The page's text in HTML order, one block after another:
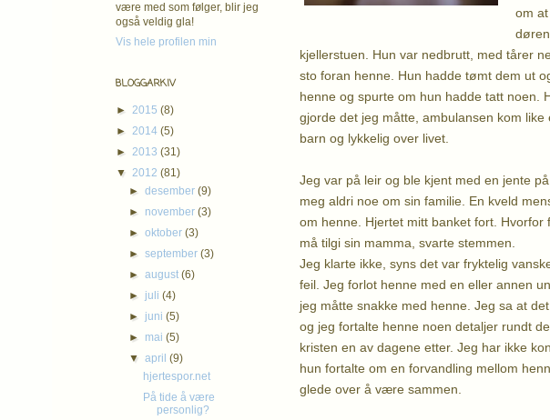
om
kjellerstuen. Hun var nedbrutt, med tårer
sto foran henne. Hun hadde tømt dem ut
henne og spurte om hun hadde tatt noen.
gjorde det jeg måtte, ambulansen kom
barn og lykkelig over livet.
Jeg var på leir og ble kjent med en jente
meg aldri noe om sin familie. En kveld
om henne. Hjertet mitt banket fort.
må tilgi sin mamma, svarte stemmen.
Jeg klarte ikke, syns det var fryktelig
feil. Jeg forlot henne med en eller annen
jeg måtte snakke med henne. Jeg sa at
og jeg fortalte henne noen detaljer rundt
kristen en av dagene etter. Jeg har ikke
hun fortalte om en forvandling mellom
glede over å være sammen.
være med som følger, blir jeg
også veldig gla!
Vis hele profilen min
BLOGGARKIV
► 2015 (8)
► 2014 (5)
► 2013 (31)
▼ 2012 (81)
►desember(9)
► november(3)
►oktober(3)
►september(3)
►august(6)
► juli(4)
► juni(5)
► mai(5)
▼april(9)
hjertespor.net
På tide å være
personlig?